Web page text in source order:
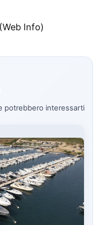
Info)
potrebbero interessarti